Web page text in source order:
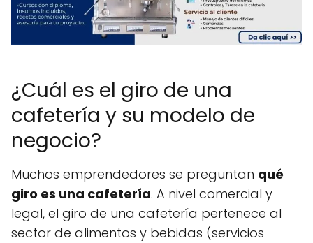
¿Cuál es el giro de una
cafetería y su modelo de
negocio?
Muchos emprendedores se preguntan qué
giro es una cafetería. A nivel comercial y
legal, el giro de una cafetería pertenece al
sector de alimentos y bebidas (servicios